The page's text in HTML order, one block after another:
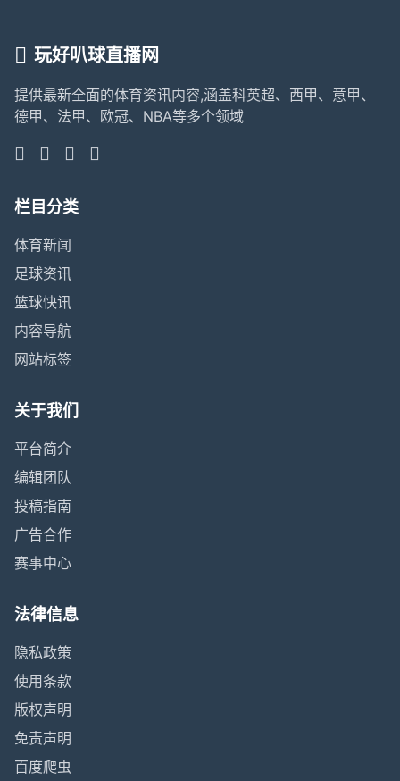
玩好叭球直播网
提供最新全面的体育资讯内容,涵盖科英超、西甲、意甲、
德甲、法甲、欧冠、NBA等多个领域
栏目分类
体育新闻
足球资讯
篮球快讯
内容导航
网站标签
关于我们
平台简介
编辑团队
投稿指南
广告合作
赛事中心
法律信息
隐私政策
使用条款
版权声明
免责声明
百度爬虫